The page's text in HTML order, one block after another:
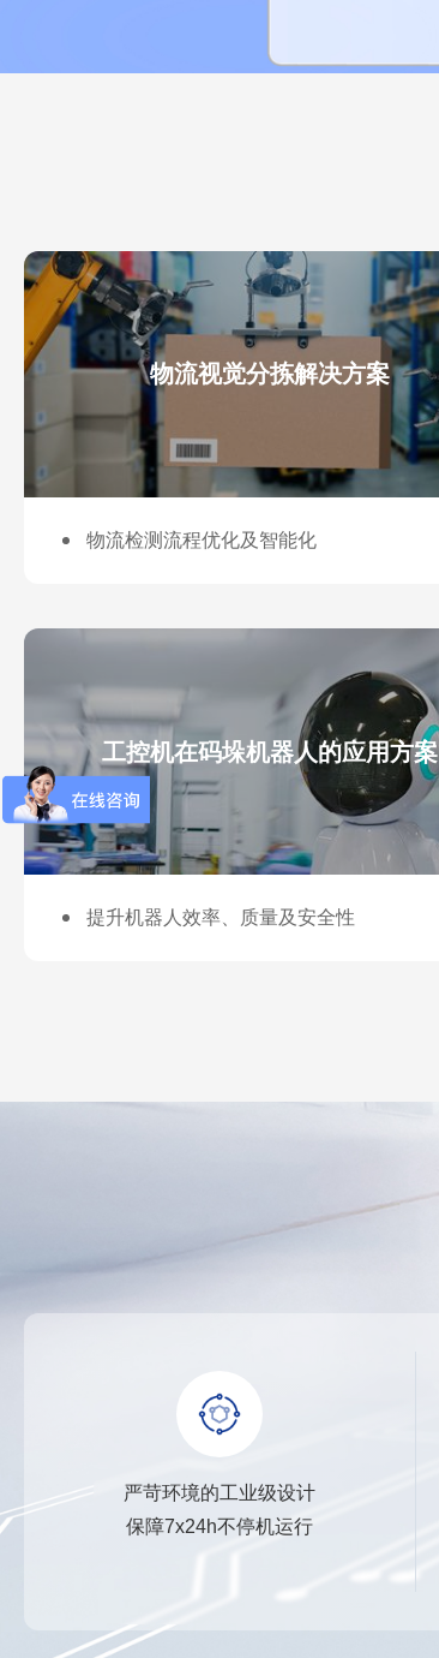
物流视觉分拣解决方案
物流检测流程优化及智能化
工控机在码垛机器人的应用方案
提升机器人效率、质量及安全性
严苛环境的工业级设计
保障7x24h不停机运行